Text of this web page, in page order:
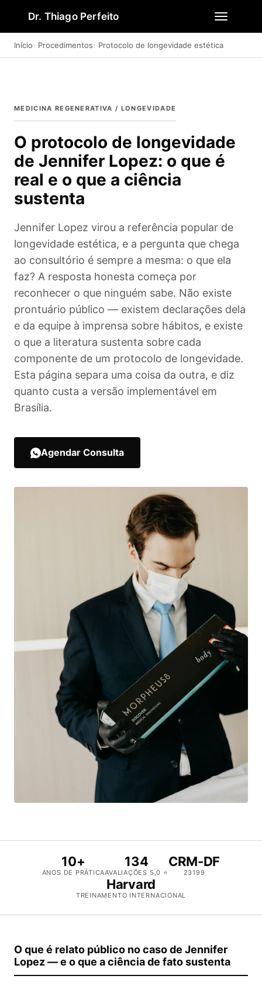
Dr. Thiago Perfeito
Início Procedimentos Protocolo de longevidade estética
MEDICINA REGENERATIVA / LONGEVIDADE
O protocolo de longevidade
de Jennifer Lopez: o que é
real e o que a ciência
sustenta
Jennifer Lopez virou a referência popular de
longevidade estética, e a pergunta que chega
ao consultório é sempre a mesma: o que ela
faz? A resposta honesta começa por
reconhecer o que ninguém sabe. Não existe
prontuário público — existem declarações dela
e da equipe à imprensa sobre hábitos, e existe
o que a literatura sustenta sobre cada
componente de um protocolo de longevidade.
Esta página separa uma coisa da outra, e diz
quanto custa a versão implementável em
Brasília.
Agendar Consulta
10+
ANOS DE PRÁTICA
134
AVALIAÇÕES 5,0 ⭐
CRM-DF
23199
Harvard
TREINAMENTO INTERNACIONAL
O que é relato público no caso de Jennifer
Lopez — e o que a ciência de fato sustenta